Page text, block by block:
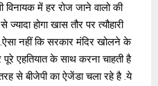
में हर रोज जाने वालो की
होगा खास तौर पर त्यौहारी
नहीं कि सरकार मंदिर खोलने के
एहतियात के साथ करना चाहती है
से बीजेपी का ऐजेंडा चला रहे है .ये